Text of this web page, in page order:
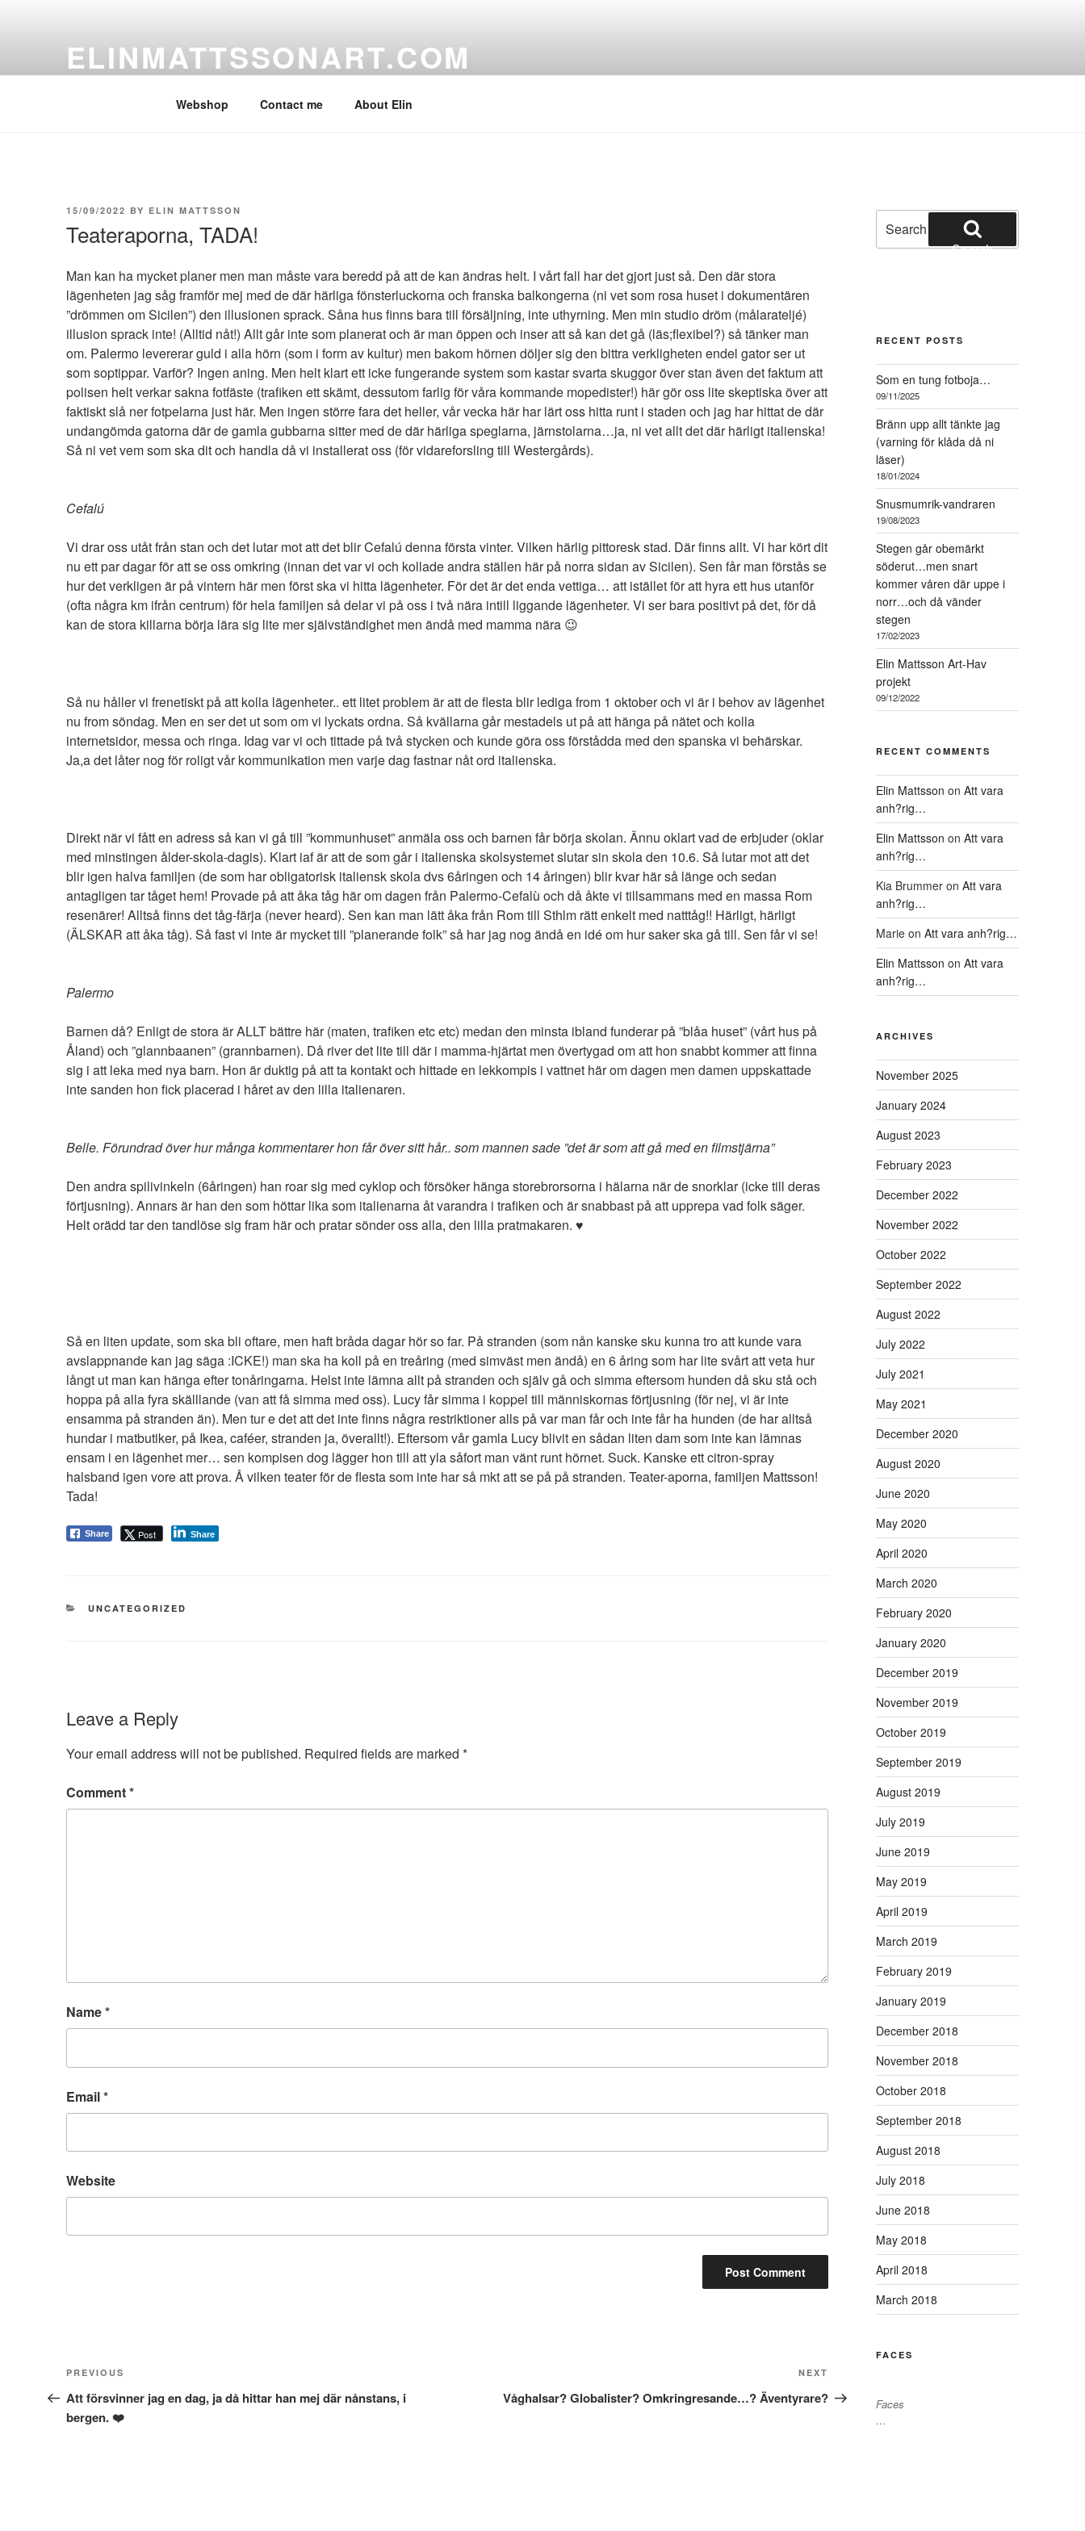
ELINMATTSSONART.COM
Webshop Contact me About Elin
POSTED
15/09/2022 BY ELIN MATTSSON
Teateraporna, TADA!
Man kan ha mycket planer men man måste vara beredd på att de kan ändras helt. I vårt fall har det gjort just så. Den där stora
lägenheten jag såg framför mej med de där härliga fönsterluckorna och franska balkongerna (ni vet som rosa huset i dokumentären
”drömmen om Sicilen”) den illusionen sprack. Såna hus finns bara till försäljning, inte uthyrning. Men min studio dröm (målarateljé)
illusion sprack inte! (Alltid nåt!) Allt går inte som planerat och är man öppen och inser att så kan det gå (läs;flexibel?) så tänker man
om. Palermo levererar guld i alla hörn (som i form av kultur) men bakom hörnen döljer sig den bittra verkligheten endel gator ser ut
som soptippar. Varför? Ingen aning. Men helt klart ett icke fungerande system som kastar svarta skuggor över stan även det faktum att
polisen helt verkar sakna fotfäste (trafiken ett skämt, dessutom farlig för våra kommande mopedister!) här gör oss lite skeptiska över att
faktiskt slå ner fotpelarna just här. Men ingen större fara det heller, vår vecka här har lärt oss hitta runt i staden och jag har hittat de där
undangömda gatorna där de gamla gubbarna sitter med de där härliga speglarna, järnstolarna…ja, ni vet allt det där härligt italienska!
Så ni vet vem som ska dit och handla då vi installerat oss (för vidareforsling till Westergårds).
Cefalú
Vi drar oss utåt från stan och det lutar mot att det blir Cefalú denna första vinter. Vilken härlig pittoresk stad. Där finns allt. Vi har kört dit
nu ett par dagar för att se oss omkring (innan det var vi och kollade andra ställen här på norra sidan av Sicilen). Sen får man förstås se
hur det verkligen är på vintern här men först ska vi hitta lägenheter. För det är det enda vettiga… att istället för att hyra ett hus utanför
(ofta några km ifrån centrum) för hela familjen så delar vi på oss i två nära intill liggande lägenheter. Vi ser bara positivt på det, för då
kan de stora killarna börja lära sig lite mer självständighet men ändå med mamma nära 😉
Så nu håller vi frenetiskt på att kolla lägenheter.. ett litet problem är att de flesta blir lediga from 1 oktober och vi är i behov av lägenhet
nu from söndag. Men en ser det ut som om vi lyckats ordna. Så kvällarna går mestadels ut på att hänga på nätet och kolla
internetsidor, messa och ringa. Idag var vi och tittade på två stycken och kunde göra oss förstådda med den spanska vi behärskar.
Ja,a det låter nog för roligt vår kommunikation men varje dag fastnar nåt ord italienska.
Direkt när vi fått en adress så kan vi gå till ”kommunhuset” anmäla oss och barnen får börja skolan. Ännu oklart vad de erbjuder (oklar
med minstingen ålder-skola-dagis). Klart iaf är att de som går i italienska skolsystemet slutar sin skola den 10.6. Så lutar mot att det
blir igen halva familjen (de som har obligatorisk italiensk skola dvs 6åringen och 14 åringen) blir kvar här så länge och sedan
antagligen tar tåget hem! Provade på att åka tåg här om dagen från Palermo-Cefalù och då åkte vi tillsammans med en massa Rom
resenärer! Alltså finns det tåg-färja (never heard). Sen kan man lätt åka från Rom till Sthlm rätt enkelt med natttåg!! Härligt, härligt
(ÄLSKAR att åka tåg). Så fast vi inte är mycket till ”planerande folk” så har jag nog ändå en idé om hur saker ska gå till. Sen får vi se!
Palermo
Barnen då? Enligt de stora är ALLT bättre här (maten, trafiken etc etc) medan den minsta ibland funderar på ”blåa huset” (vårt hus på
Åland) och ”glannbaanen” (grannbarnen). Då river det lite till där i mamma-hjärtat men övertygad om att hon snabbt kommer att finna
sig i att leka med nya barn. Hon är duktig på att ta kontakt och hittade en lekkompis i vattnet här om dagen men damen uppskattade
inte sanden hon fick placerad i håret av den lilla italienaren.
Belle. Förundrad över hur många kommentarer hon får över sitt hår.. som mannen sade ”det är som att gå med en filmstjärna”
Den andra spilivinkeln (6åringen) han roar sig med cyklop och försöker hänga storebrorsorna i hälarna när de snorklar (icke till deras
förtjusning). Annars är han den som höttar lika som italienarna åt varandra i trafiken och är snabbast på att upprepa vad folk säger.
Helt orädd tar den tandlöse sig fram här och pratar sönder oss alla, den lilla pratmakaren. ♥️
Så en liten update, som ska bli oftare, men haft bråda dagar hör so far. På stranden (som nån kanske sku kunna tro att kunde vara
avslappnande kan jag säga :ICKE!) man ska ha koll på en treåring (med simväst men ändå) en 6 åring som har lite svårt att veta hur
långt ut man kan hänga efter tonåringarna. Helst inte lämna allt på stranden och själv gå och simma eftersom hunden då sku stå och
hoppa på alla fyra skälllande (van att få simma med oss). Lucy får simma i koppel till människornas förtjusning (för nej, vi är inte
ensamma på stranden än). Men tur e det att det inte finns några restriktioner alls på var man får och inte får ha hunden (de har alltså
hundar i matbutiker, på Ikea, caféer, stranden ja, överallt!). Eftersom vår gamla Lucy blivit en sådan liten dam som inte kan lämnas
ensam i en lägenhet mer… sen kompisen dog lägger hon till att yla såfort man vänt runt hörnet. Suck. Kanske ett citron-spray
halsband igen vore att prova. Å vilken teater för de flesta som inte har så mkt att se på på stranden. Teater-aporna, familjen Mattsson!
Tada!
Share Post Share
CATEGORIES
UNCATEGORIZED
Leave a Reply
Your email address will not be published. Required fields are marked *
Comment*
Name*
Email*
Website
Post
navigation
Previous
Post
PREVIOUS
Att försvinner jag en dag, ja då hittar han mej där nånstans, i
bergen. ❤️
Post
NEXT
Våghalsar? Globalister? Omkringresande…? Äventyrare?
for:
Search
RECENT POSTS
Som en tung fotboja…
09/11/2025
Bränn upp allt tänkte jag
(varning för klåda då ni
läser)
18/01/2024
Snusmumrik-vandraren
19/08/2023
Stegen går obemärkt
söderut…men snart
kommer våren där uppe i
norr…och då vänder
stegen
17/02/2023
Elin Mattsson Art-Hav
projekt
09/12/2022
RECENT COMMENTS
Elin Mattsson onAtt vara
anh?rig…
Elin Mattsson onAtt vara
anh?rig…
Kia Brummer onAtt vara
anh?rig…
Marie onAtt vara anh?rig…
Elin Mattsson onAtt vara
anh?rig…
ARCHIVES
November 2025
January 2024
August 2023
February 2023
December 2022
November 2022
October 2022
September 2022
August 2022
July 2022
July 2021
May 2021
December 2020
August 2020
June 2020
May 2020
April 2020
March 2020
February 2020
January 2020
December 2019
November 2019
October 2019
September 2019
August 2019
July 2019
June 2019
May 2019
April 2019
March 2019
February 2019
January 2019
December 2018
November 2018
October 2018
September 2018
August 2018
July 2018
June 2018
May 2018
April 2018
March 2018
FACES
Faces
…